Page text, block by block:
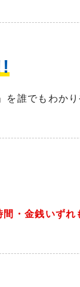
」を誰でもわか
・金銭いずれ